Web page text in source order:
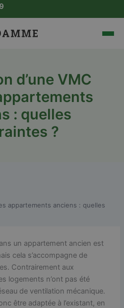
d’une VMC
: quelles
?
appartements anciens : quelles
un appartement ancien est
cela s’accompagne de
Contrairement aux
logements n’ont pas été
de ventilation mécanique.
être adaptée à l’existant, en